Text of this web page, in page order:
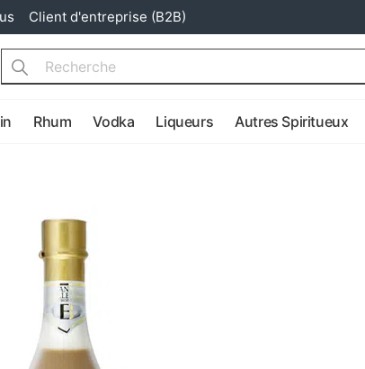
Client d'entreprise (B2B)
Search
Rhum Vodka Liqueurs Autres Spiritueux